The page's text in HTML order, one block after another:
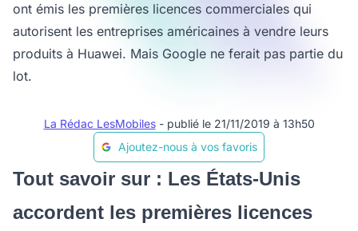
ont émis les premières licences commerciales qui
autorisent les entreprises américaines à vendre leurs
produits à Huawei. Mais Google ne ferait pas partie du
lot.
La Rédac LesMobiles - publié le 21/11/2019 à 13h50
Ajoutez-nous à vos favoris
Tout savoir sur : Les États-Unis
accordent les premières licences